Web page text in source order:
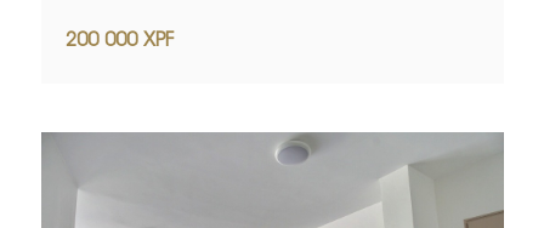
200 000 XPF